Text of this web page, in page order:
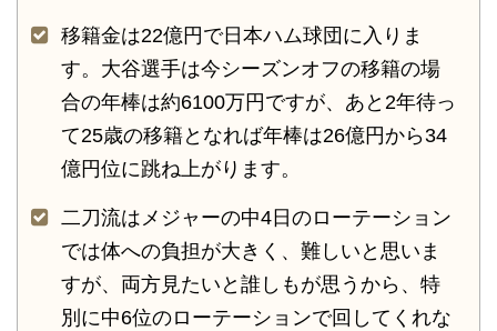
移籍金は22億円で日本ハム球団に入りま
す。大谷選手は今シーズンオフの移籍の場
合の年棒は約6100万円ですが、あと2年待っ
て25歳の移籍となれば年棒は26億円から34
億円位に跳ね上がります。
二刀流はメジャーの中4日のローテーション
では体への負担が大きく、難しいと思いま
すが、両方見たいと誰しもが思うから、特
別に中6位のローテーションで回してくれな